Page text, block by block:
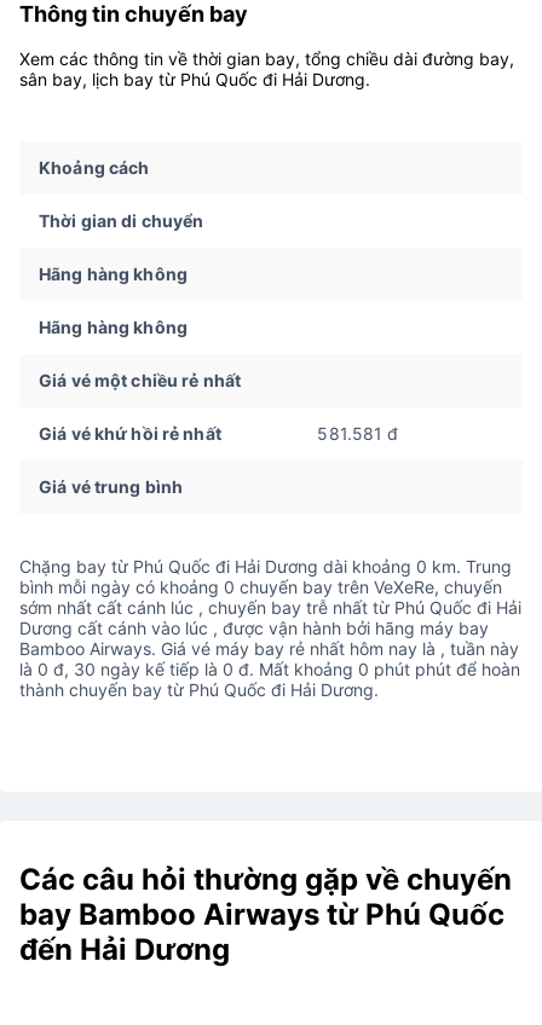
Thông tin chuyến bay
Xem các thông tin về thời gian bay, tổng chiều dài đường bay,
sân bay, lịch bay từ Phú Quốc đi Hải Dương.
Khoảng cách
Thời gian di chuyển
Hãng hàng không
Hãng hàng không
Giá vé một chiều rẻ nhất
Giá vé khứ hồi rẻ nhất 581.581 đ
Giá vé trung bình
Chặng bay từ Phú Quốc đi Hải Dương dài khoảng 0 km. Trung
bình mỗi ngày có khoảng 0 chuyến bay trên VeXeRe, chuyến
sớm nhất cất cánh lúc , chuyến bay trễ nhất từ Phú Quốc đi Hải
Dương cất cánh vào lúc , được vận hành bởi hãng máy bay
Bamboo Airways. Giá vé máy bay rẻ nhất hôm nay là , tuần này
là 0 đ, 30 ngày kế tiếp là 0 đ. Mất khoảng 0 phút phút để hoàn
thành chuyến bay từ Phú Quốc đi Hải Dương.
Các câu hỏi thường gặp về chuyến
bay Bamboo Airways từ Phú Quốc
đến Hải Dương